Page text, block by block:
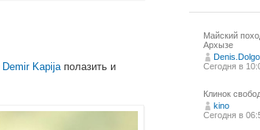
Demir Kapija полазить и
Майский
Архызе
Сегодня в
Клинок
kino
Сегодня в